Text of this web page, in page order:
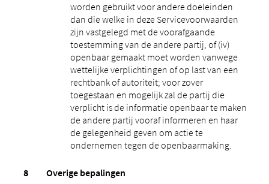
worden gebruikt voor andere doeleinden
dan die welke in deze Servicevoorwaarden
zijn vastgelegd met de voorafgaande
toestemming van de andere partij, of (iv)
openbaar gemaakt moet worden vanwege
wettelijke verplichtingen of op last van een
rechtbank of autoriteit; voor zover
toegestaan ​​en mogelijk zal de partij die
verplicht is de informatie openbaar te maken
de andere partij vooraf informeren en haar
de gelegenheid geven om actie te
ondernemen tegen de openbaarmaking.
Overige bepalingen